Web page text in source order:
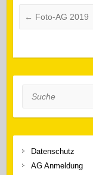
← Foto-AG 2019
Suche
Datenschutz
AG Anmeldung